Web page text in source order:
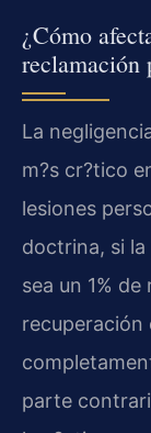
¿Cómo
reclamación
La
m?s cr?tico
lesiones
doctrina, si
sea un 1%
recuperación
parte